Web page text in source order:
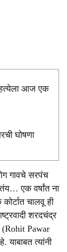
हत्येला आज एक
घोषणा
गावचे सरपंच
एक वर्षांत ना
चालवू ही
शरदचंद्र
(Rohit Pawar
त्यांनी